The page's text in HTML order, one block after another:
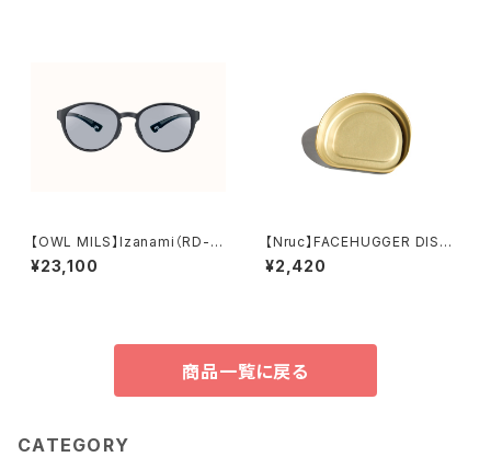
【OWL MILS】Izanami（RD-0
02）
¥23,100
【Nruc】FACEHUGGER DISH /
YAKAN Gold
¥2,420
商品一覧に戻る
CATEGORY